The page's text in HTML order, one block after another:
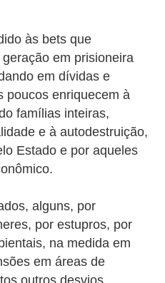
às bets que
em prisioneira
em dívidas e
poucos enriquecem à
famílias inteiras,
e à autodestruição,
Estado e por aqueles
alguns, por
por estupros, por
na medida em
em áreas de
outros desvios